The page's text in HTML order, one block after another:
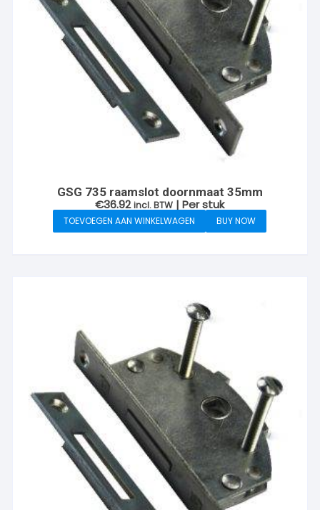
GSG 735 raamslot doornmaat 35mm
€36.92 incl. BTW | Per stuk
TOEVOEGEN AAN WINKELWAGEN BUY NOW